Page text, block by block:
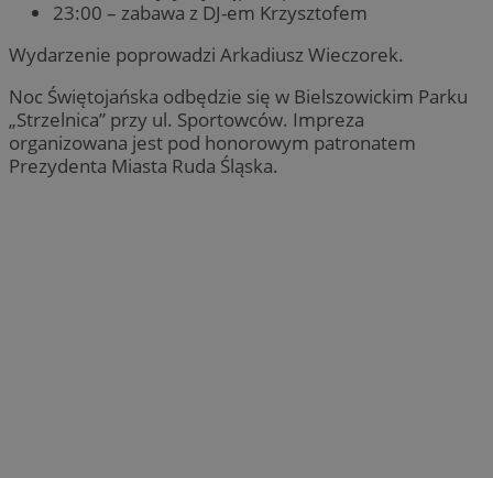
23:00 – zabawa z DJ-em Krzysztofem
Wydarzenie poprowadzi Arkadiusz Wieczorek.
Noc Świętojańska odbędzie się w Bielszowickim Parku
„Strzelnica” przy ul. Sportowców. Impreza
organizowana jest pod honorowym patronatem
Prezydenta Miasta Ruda Śląska.